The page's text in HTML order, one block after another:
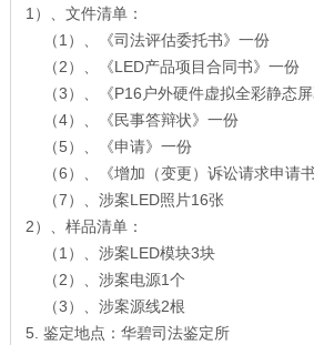
1）、文件清单：
（1）、《司法评估委托书》一份
（2）、《LED产品项目合同书》一份
（3）、《P16户外硬件虚拟全彩静态
（4）、《民事答辩状》一份
（5）、《申请》一份
（6）、《增加（变更）诉讼请求申请
（7）、涉案LED照片16张
2）、样品清单：
（1）、涉案LED模块3块
（2）、涉案电源1个
（3）、涉案源线2根
5. 鉴定地点：华碧司法鉴定所